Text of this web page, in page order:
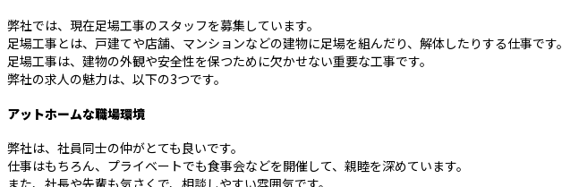
弊社では、現在足場工事のスタッフを募集しています。
足場工事とは、戸建てや店舗、マンションなどの建物に足場を組んだり、解体したりする仕事です。
足場工事は、建物の外観や安全性を保つために欠かせない重要な工事です。
弊社の求人の魅力は、以下の3つです。
アットホームな職場環境
弊社は、社員同士の仲がとても良いです。
仕事はもちろん、プライベートでも食事会などを開催して、親睦を深めています。